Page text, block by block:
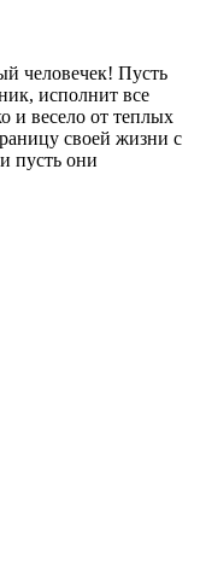
человечек! Пусть
исполнит все
и весело от теплых
своей жизни с
пусть они